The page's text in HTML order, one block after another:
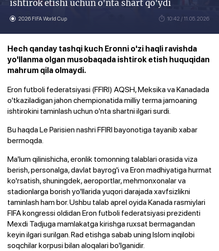
ishtirok etishi uchun o'nta shart qo'ydi
2026 FIFA World Cup 10:42 / 11.05.2026
Hech qanday tashqi kuch Eronni o'zi haqli ravishda
yo'llanma olgan musobaqada ishtirok etish huquqidan
mahrum qila olmaydi.
Eron futboli federatsiyasi (FFIRI) AQSH, Meksika va Kanadada
o'tkaziladigan jahon chempionatida milliy terma jamoaning
ishtirokini taminlash uchun o'nta shartni ilgari surdi.
Bu haqda Le Parisien nashri FFIRI bayonotiga tayanib xabar
bermoqda.
Ma'lum qilinishicha, eronlik tomonning talablari orasida viza
berish, personalga, davlat bayrog'i va Eron madhiyatiga hurmat
ko'rsatish, shuningdek, aeroportlar, mehmonxonalar va
stadionlarga borish yo'llarida yuqori darajada xavfsizlikni
taminlash ham bor. Ushbu talab aprel oyida Kanada rasmiylari
FIFA kongressi oldidan Eron futboli federatsiyasi prezidenti
Mexdi Tadjuga mamlakatga kirishga ruxsat bermagandan
keyin ilgari surilgan. Rad etishga sabab uning Islom inqilobi
soqchilar korpusi bilan aloqalari bo'lganidir.